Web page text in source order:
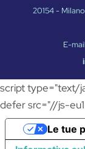
20154 -
E-
script type="text/
defer src="//js-
Le tue